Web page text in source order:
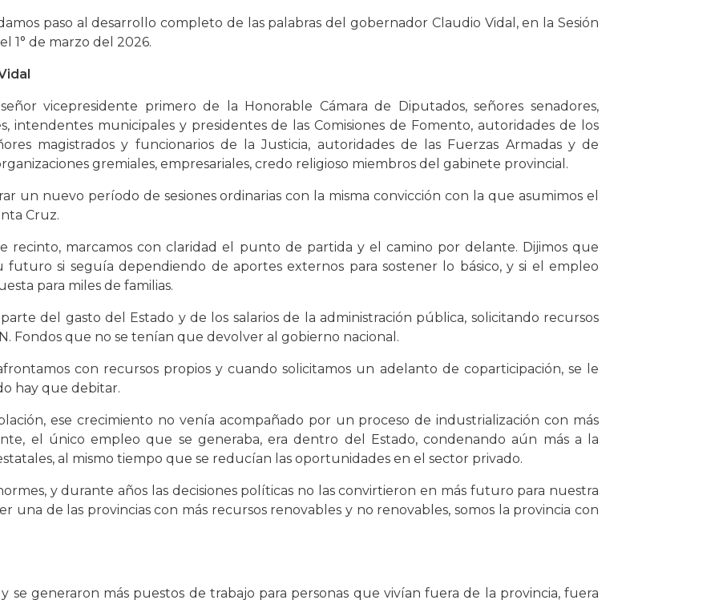
paso al desarrollo completo de las palabras del gobernador Claudio Vidal, en la Sesión
1° de marzo del 2026.
vicepresidente primero de la Honorable Cámara de Diputados, señores senadores,
intendentes municipales y presidentes de las Comisiones de Fomento, autoridades de los
magistrados y funcionarios de la Justicia, autoridades de las Fuerzas Armadas y de
gremiales, empresariales, credo religioso miembros del gabinete provincial.
un nuevo período de sesiones ordinarias con la misma convicción con la que asumimos el
Cruz.
recinto, marcamos con claridad el punto de partida y el camino por delante. Dijimos que
si seguía dependiendo de aportes externos para sostener lo básico, y si el empleo
para miles de familias.
del gasto del Estado y de los salarios de la administración pública, solicitando recursos
Fondos que no se tenían que devolver al gobierno nacional.
con recursos propios y cuando solicitamos un adelanto de coparticipación, se le
hay que debitar.
ese crecimiento no venía acompañado por un proceso de industrialización con más
el único empleo que se generaba, era dentro del Estado, condenando aún más a la
al mismo tiempo que se reducían las oportunidades en el sector privado.
y durante años las decisiones políticas no las convirtieron en más futuro para nuestra
una de las provincias con más recursos renovables y no renovables, somos la provincia con
y se generaron más puestos de trabajo para personas que vivían fuera de la provincia, fuera